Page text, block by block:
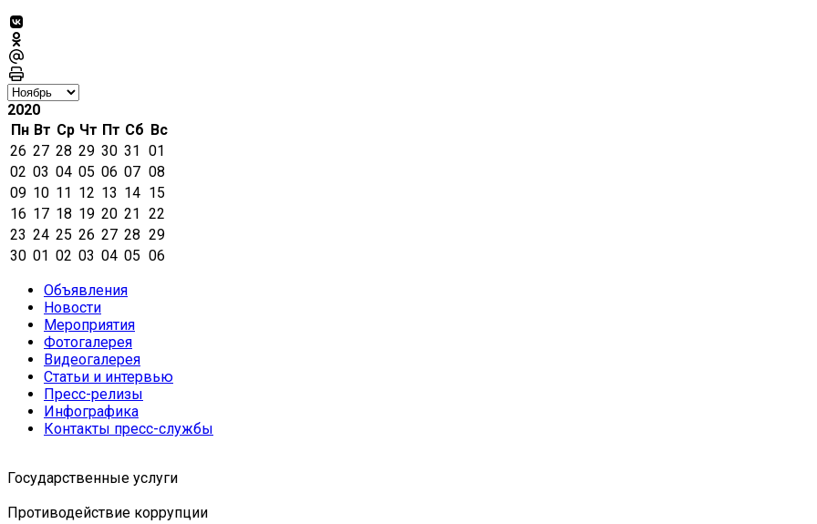
2020
Пн Вт Ср Чт Пт Сб Вс
26 27 28 29 30 31 01
02 03 04 05 06 07 08
09 10 11 12 13 14 15
16 17 18 19 20 21 22
23 24 25 26 27 28 29
30 01 02 03 04 05 06
Объявления
Новости
Мероприятия
Фотогалерея
Видеогалерея
Статьи и интервью
Пресс-релизы
Инфографика
Контакты пресс-службы
Государственные услуги
Противодействие коррупции